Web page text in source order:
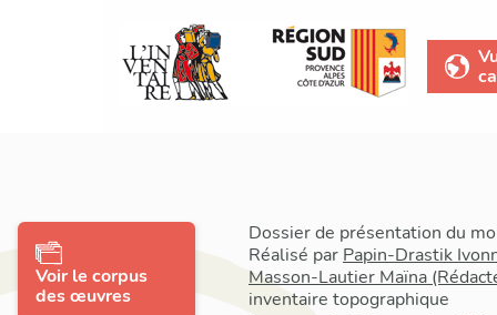
Dossier de présentation du
Réalisé par Papin-Drastik
Masson-Lautier Maïna
inventaire topographique
Voir le corpus
des œuvres